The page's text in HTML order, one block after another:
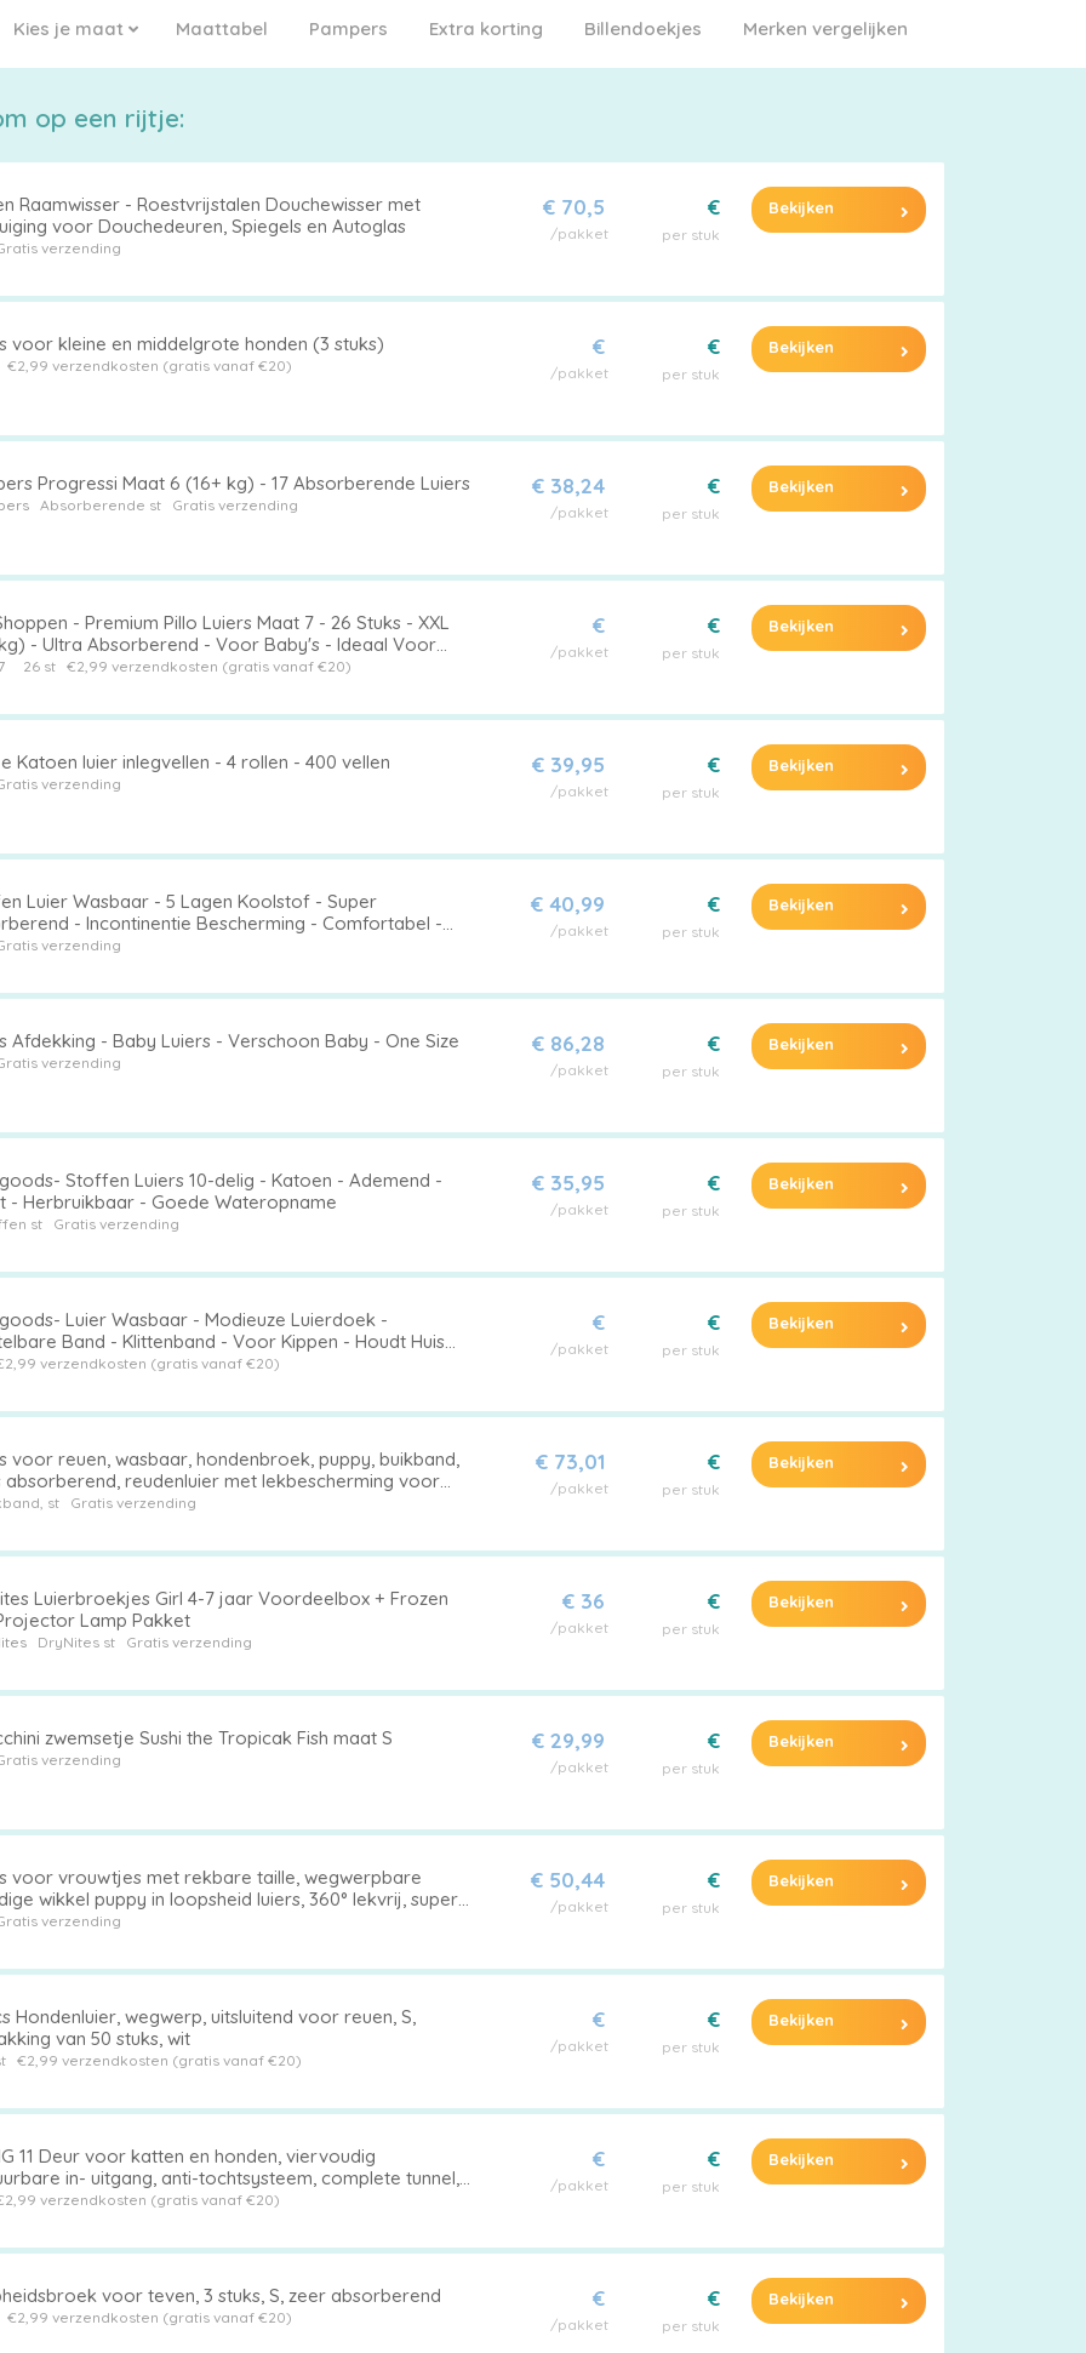
Maattabel
Kies je maat Pampers Extra korting Billendoekjes Merken vergelijken
op een rijtje:
Raamwisser - Roestvrijstalen Douchewisser met
voor Douchedeuren, Spiegels en Autoglas
verzending
€ 70,5
/pakket
€
per stuk
Bekijken
voor kleine en middelgrote honden (3 stuks)
€2,99 verzendkosten (gratis vanaf €20)
€
/pakket
€
per stuk
Bekijken
Progressi Maat 6 (16+ kg) - 17 Absorberende Luiers
Absorberende st Gratis verzending
€ 38,24
/pakket
€
per stuk
Bekijken
- Premium Pillo Luiers Maat 7 - 26 Stuks - XXL
- Ultra Absorberend - Voor Baby's - Ideaal Voor
Gebruik
26 st €2,99 verzendkosten (gratis vanaf €20)
€
/pakket
€
per stuk
Bekijken
Katoen luier inlegvellen - 4 rollen - 400 vellen
verzending
€ 39,95
/pakket
€
per stuk
Bekijken
Luier Wasbaar - 5 Lagen Koolstof - Super
- Incontinentie Bescherming - Comfortabel -
Materiaal - Inlegluier
verzending
€ 40,99
/pakket
€
per stuk
Bekijken
Afdekking - Baby Luiers - Verschoon Baby - One Size
verzending
€ 86,28
/pakket
€
per stuk
Bekijken
Stoffen Luiers 10-delig - Katoen - Ademend -
- Herbruikbaar - Goede Wateropname
st Gratis verzending
€ 35,95
/pakket
€
per stuk
Bekijken
Luier Wasbaar - Modieuze Luierdoek -
Band - Klittenband - Voor Kippen - Houdt Huis
- Dierenluier
verzendkosten (gratis vanaf €20)
€
/pakket
€
per stuk
Bekijken
voor reuen, wasbaar, hondenbroek, puppy, buikband,
absorberend, reudenluier met lekbescherming voor
bij de hond (XL)
st Gratis verzending
€ 73,01
/pakket
€
per stuk
Bekijken
Luierbroekjes Girl 4-7 jaar Voordeelbox + Frozen
Lamp Pakket
DryNites st Gratis verzending
€ 36
/pakket
€
per stuk
Bekijken
zwemsetje Sushi the Tropicak Fish maat S
verzending
€ 29,99
/pakket
€
per stuk
Bekijken
voor vrouwtjes met rekbare taille, wegwerpbare
wikkel puppy in loopsheid luiers, 360° lekvrij, super
hondenluiers voor kleine, middelgrote en
verzending
€ 50,44
/pakket
€
per stuk
Bekijken
Hondenluier, wegwerp, uitsluitend voor reuen, S,
van 50 stuks, wit
€2,99 verzendkosten (gratis vanaf €20)
€
/pakket
€
per stuk
Bekijken
11 Deur voor katten en honden, viervoudig
in- uitgang, anti-tochtsysteem, complete tunnel,
verzendkosten (gratis vanaf €20)
€
/pakket
€
per stuk
Bekijken
voor teven, 3 stuks, S, zeer absorberend
€2,99 verzendkosten (gratis vanaf €20)
€
/pakket
€
per stuk
Bekijken